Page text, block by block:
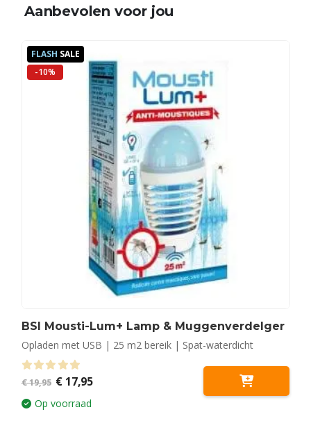
Aanbevolen voor jou
FLASH SALE
-10%
BSI Mousti-Lum+ Lamp & Muggenverdelger
Opladen met USB | 25 m2 bereik | Spat-waterdicht
0 out of 5
€19,95 Oorspronkelijke
prijs
was:
€ 19,95.
€ 17,95Huidige
Op voorraad